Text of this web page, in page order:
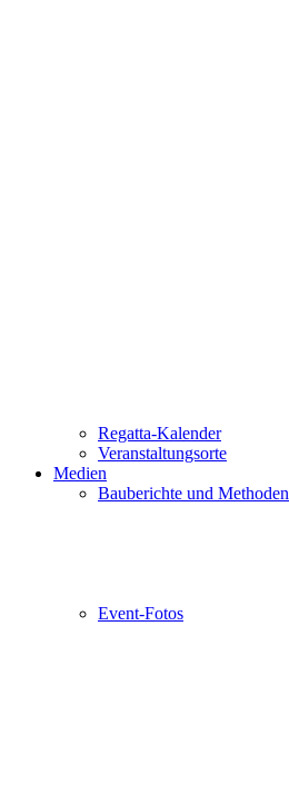
Regatta-Kalender
Veranstaltungsorte
Medien
Bauberichte und Methoden
Event-Fotos